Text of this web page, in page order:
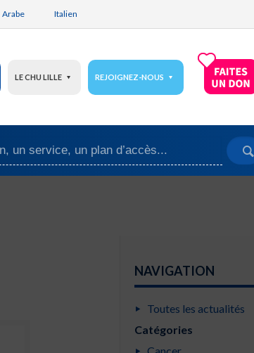
Arabe Italien
LE CHU LILLE REJOIGNEZ-NOUS
NAVIGATION
Toutes les actualités
Catégories